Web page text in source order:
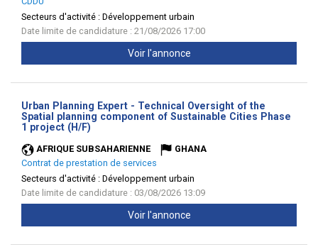
Secteurs d'activité : Développement urbain
Date limite de candidature : 21/08/2026 17:00
Voir l'annonce
Urban Planning Expert - Technical Oversight of the
Spatial planning component of Sustainable Cities Phase
1 project (H/F)
AFRIQUE SUBSAHARIENNE
GHANA
Contrat de prestation de services
Secteurs d'activité : Développement urbain
Date limite de candidature : 03/08/2026 13:09
Voir l'annonce